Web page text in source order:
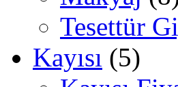
Tesettür
Kayısı (5)